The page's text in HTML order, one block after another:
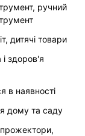
ручний
дитячі товари
і здоров'я
в наявності
дому та саду
прожектори,